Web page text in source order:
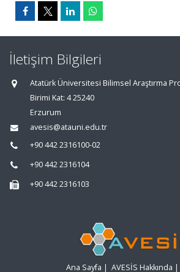
İletişim Bilgileri
Atatürk Üniversitesi Bilimsel Araştırma
Birimi Kat: 4 25240
Erzurum
avesis@atauni.edu.tr
+90 442 2316100-02
+90 442 2316104
+90 442 2316103
Ana Sayfa | AVESİS Hakkında |